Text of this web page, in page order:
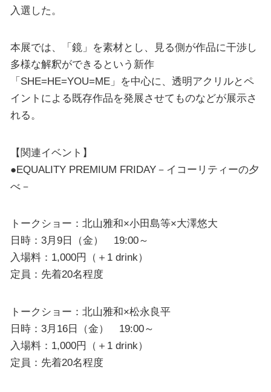
入選した。
本展では、「鏡」を素材とし、見る側が作品に干渉し
多様な解釈ができるという新作
「SHE=HE=YOU=ME」を中心に、透明アクリルとペ
イントによる既存作品を発展させてものなどが展示さ
れる。
【関連イベント】
●EQUALITY PREMIUM FRIDAY－イコーリティーの夕
べ－
トークショー：北山雅和×小田島等×大澤悠大
日時：3月9日（金） 19:00～
入場料：1,000円（＋1 drink）
定員：先着20名程度
トークショー：北山雅和×松永良平
日時：3月16日（金） 19:00～
入場料：1,000円（＋1 drink）
定員：先着20名程度